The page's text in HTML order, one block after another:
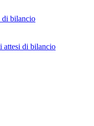
di bilancio
attesi di bilancio